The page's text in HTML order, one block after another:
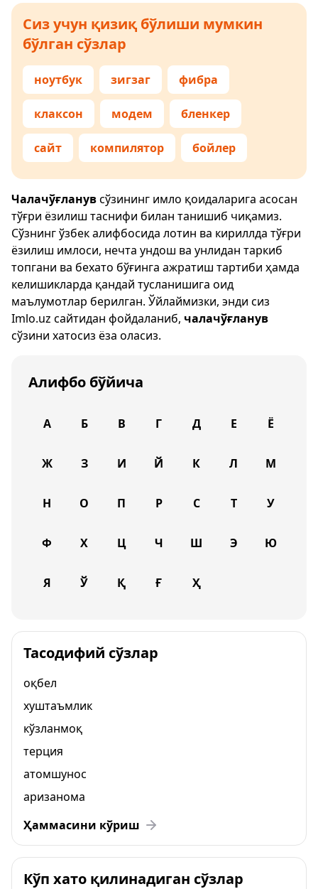
Сиз учун қизиқ бўлиши мумкин
бўлган сўзлар
ноутбук зигзаг фибра
клаксон модем бленкер
сайт компилятор бойлер
Чалачўғланувсўзининг имло қоидаларига асосан
тўғри ёзилиш таснифи билан танишиб чиқамиз.
Сўзнинг ўзбек алифбосида лотин ва кириллда тўғри
ёзилиш имлоси, нечта ундош ва унлидан таркиб
топгани ва бехато бўғинга ажратиш тартиби ҳамда
келишикларда қандай тусланишига оид
маълумотлар берилган. Ўйлаймизки, энди сиз
Imlo.uz сайтидан фойдаланиб, чалачўғланув
сўзини хатосиз ёза оласиз.
Алифбо бўйича
А Б В Г Д Е Ё
Ж З И Й К Л М
Н О П Р С Т У
Ф Х Ц Ч Ш Э Ю
Я Ў Қ Ғ Ҳ
Тасодифий сўзлар
оқбел
хуштаъмлик
кўзланмоқ
терция
атомшунос
аризанома
Ҳаммасини кўриш
Кўп хато қилинадиган сўзлар